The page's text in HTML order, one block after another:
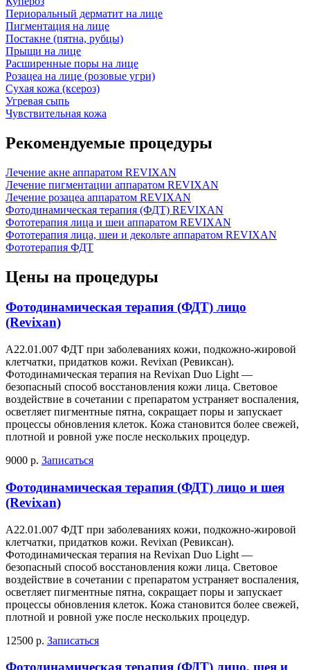
Периоральный дерматит на лице
Пигментация на лице
Постакне (пятна, рубцы)
Прыщи на лице
Расширенные поры на лице
Розацеа на лице (розовые угри)
Сухая кожа (ксероз)
Угревая сыпь
Чувствительная кожа
Рекомендуемые процедуры
Лечение акне аппаратом REVIXAN
Лечение пигментации аппаратом REVIXAN
Лечение розацеа аппаратом REVIXAN
Фотодинамическая терапия (ФДТ) REVIXAN
Фототерапия лица и шеи аппаратом REVIXAN
Фототерапия лица, шеи и декольте аппаратом REVIXAN
Фототерапия ФДТ
Цены на процедуры
Фотодинамическая терапия (ФДТ) лицо
(Revixan)
А22.01.007 ФДТ при заболеваниях кожи, подкожно-жировой
клетчатки, придатков кожи. Revixan (Ревиксан).
Фотодинамическая терапия на Revixan Duo Light —
безопасный способ восстановления кожи лица. Световое
воздействие в сочетании с препаратом устраняет воспаления,
осветляет пигментные пятна, сокращает поры и запускает
процессы обновления клеток. Кожа становится более свежей,
плотной и ровной уже после нескольких процедур.
9000 р. Записаться
Фотодинамическая терапия (ФДТ) лицо и шея
(Revixan)
А22.01.007 ФДТ при заболеваниях кожи, подкожно-жировой
клетчатки, придатков кожи. Revixan (Ревиксан).
Фотодинамическая терапия на Revixan Duo Light —
безопасный способ восстановления кожи лица. Световое
воздействие в сочетании с препаратом устраняет воспаления,
осветляет пигментные пятна, сокращает поры и запускает
процессы обновления клеток. Кожа становится более свежей,
плотной и ровной уже после нескольких процедур.
12500 р. Записаться